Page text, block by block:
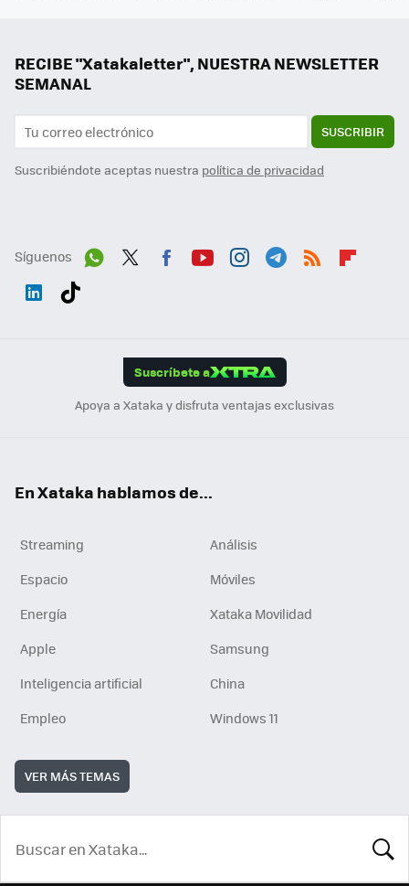
RECIBE "Xatakaletter", NUESTRA NEWSLETTER
SEMANAL
SUSCRIBIR
Suscribiéndote aceptas nuestra política de privacidad
Síguenos
Suscríbete a
Apoya a Xataka y disfruta ventajas exclusivas
En Xataka hablamos de...
Streaming
Análisis
Espacio
Móviles
Energía
Xataka Movilidad
Apple
Samsung
Inteligencia artificial
China
Empleo
Windows 11
VER MÁS TEMAS